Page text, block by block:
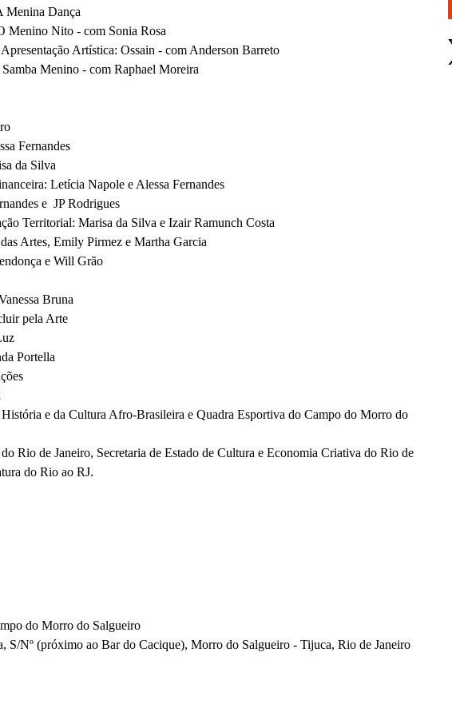
Menina Dança
Menino Nito - com Sonia Rosa
Artística: Ossain - com Anderson Barreto
Menino - com Raphael Moreira
Fernandes
da Silva
Letícia Napole e Alessa Fernandes
e JP Rodrigues
Territorial: Marisa da Silva e Izair Ramunch Costa
Artes, Emily Pirmez e Martha Garcia
e Will Grão
Bruna
pela Arte
Portella
e da Cultura Afro-Brasileira e Quadra Esportiva do Campo do Morro do
Rio de Janeiro, Secretaria de Estado de Cultura e Economia Criativa do Rio de
do Rio ao RJ.
do Morro do Salgueiro
S/Nº (próximo ao Bar do Cacique), Morro do Salgueiro - Tijuca, Rio de Janeiro